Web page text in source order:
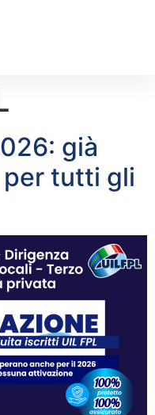
già
tutti gli